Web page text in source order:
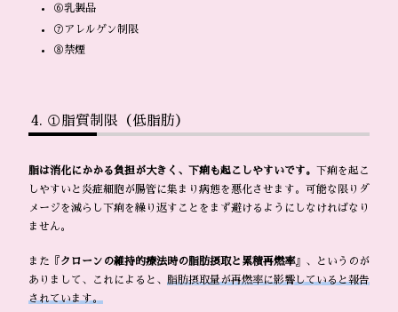
⑥乳製品
⑦アレルゲン制限
⑧禁煙
①脂質制限（低脂肪）
脂は消化にかかる負担が大きく、下痢も起こしやすいです。 下痢を起こ
しやすいと炎症細胞が腸管に集まり病態を悪化させます。可能な限りダ
メージを減らし下痢を繰り返すことをまず避けるようにしなければなり
ません。
また『クローンの維持的療法時の脂肪摂取と累積再燃率』、というのが
ありまして、これによると、 脂肪摂取量が再燃率に影響していると報告
されています。